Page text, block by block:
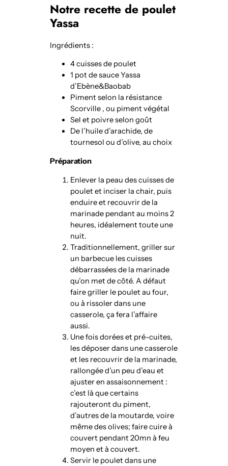
Notre recette de poulet
Yassa
Ingrédients :
4 cuisses de poulet
1 pot de sauce Yassa
d’Ebène&Baobab
Piment selon la résistance
Scorville , ou piment végétal
Sel et poivre selon goût
De l’huile d’arachide, de
tournesol ou d’olive, au choix
Préparation
Enlever la peau des cuisses de
poulet et inciser la chair, puis
enduire et recouvrir de la
marinade pendant au moins 2
heures, idéalement toute une
nuit.
Traditionnellement, griller sur
un barbecue les cuisses
débarrassées de la marinade
qu’on met de côté. A défaut
faire griller le poulet au four,
ou à rissoler dans une
casserole, ça fera l’affaire
aussi.
Une fois dorées et pré-cuites,
les déposer dans une casserole
et les recouvrir de la marinade,
rallongée d’un peu d’eau et
ajuster en assaisonnement :
c’est là que certains
rajouteront du piment,
d’autres de la moutarde, voire
même des olives; faire cuire à
couvert pendant 20mn à feu
moyen et à couvert.
Servir le poulet dans une